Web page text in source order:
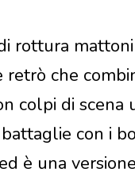
rottura
retrò che
colpi di scena
con i
è una